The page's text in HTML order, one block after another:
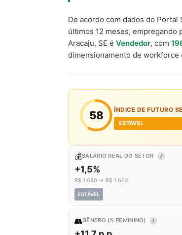
De acordo com dados do Portal
últimos 12 meses, empregando
Aracaju, SE é Vendedor, com
dimensionamento de workforce
58 ÍNDICE DE FUTURO
ESTÁVEL
💰SALÁRIO REAL DO SETOR I
+1,5%
R$ 1.640 → R$ 1.664
ESTÁVEL
👥GÊNERO (% FEMININO) I